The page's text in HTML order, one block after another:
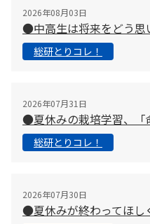
2026年08月03日
●中高生は将来をどう
総研とりコレ！
2026年07月31日
●夏休みの栽培学習、「
総研とりコレ！
2026年07月30日
●夏休みが終わってほし